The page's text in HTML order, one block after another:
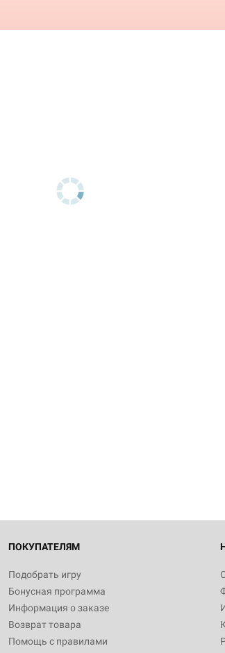
ПОКУПАТЕЛЯМ
Подобрать игру
Бонусная программа
Информация о заказе
Возврат товара
Помощь с правилами